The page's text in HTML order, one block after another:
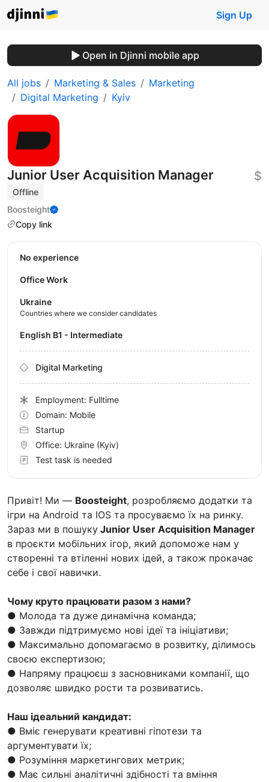
Sign Up
Open in Djinni mobile app
All jobs Marketing & Sales
Marketing
Digital Marketing
Kyiv
Junior User Acquisition Manager
Offline
Boosteight
Copy link
$
Привіт! Ми — Boosteight, розробляємо додатки та
ігри на Android та IOS та просуваємо їх на ринку.
Зараз ми в пошуку Junior User Acquisition Manager
в проєкти мобільних ігор, який допоможе нам у
створенні та втіленні нових ідей, а також прокачає
себе і свої навички.
Чому круто працювати разом з нами?
● Молода та дуже динамічна команда;
● Завжди підтримуємо нові ідеї та ініціативи;
● Максимально допомагаємо в розвитку, ділимось
своєю експертизою;
● Напряму працюєш з засновниками компанії, що
дозволяє швидко рости та розвиватись.
Наш ідеальний кандидат:
● Вміє генерувати креативні гіпотези та
аргументувати їх;
● Розуміння маркетингових метрик;
● Має сильні аналітичні здібності та вміння
No experience
Office Work
Ukraine
Countries where we consider candidates
English B1 - Intermediate
Digital Marketing
Employment: Fulltime
Domain: Mobile
Startup
Office: Ukraine (Kyiv)
Test task is needed